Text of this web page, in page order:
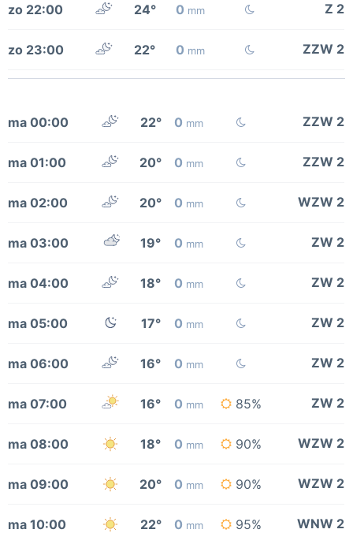
zo 22:00 24° 0 mm Z 2
zo 23:00 22° 0 mm ZZW 2
ma 00:00 22° 0 mm ZZW 2
ma 01:00 20° 0 mm ZZW 2
ma 02:00 20° 0 mm WZW 2
ma 03:00 19° 0 mm ZW 2
ma 04:00 18° 0 mm ZW 2
ma 05:00 17° 0 mm ZW 2
ma 06:00 16° 0 mm ZW 2
ma 07:00 16° 0 mm 85% ZW 2
ma 08:00 18° 0 mm 90% WZW 2
ma 09:00 20° 0 mm 90% WZW 2
ma 10:00 22° 0 mm 95% WNW 2